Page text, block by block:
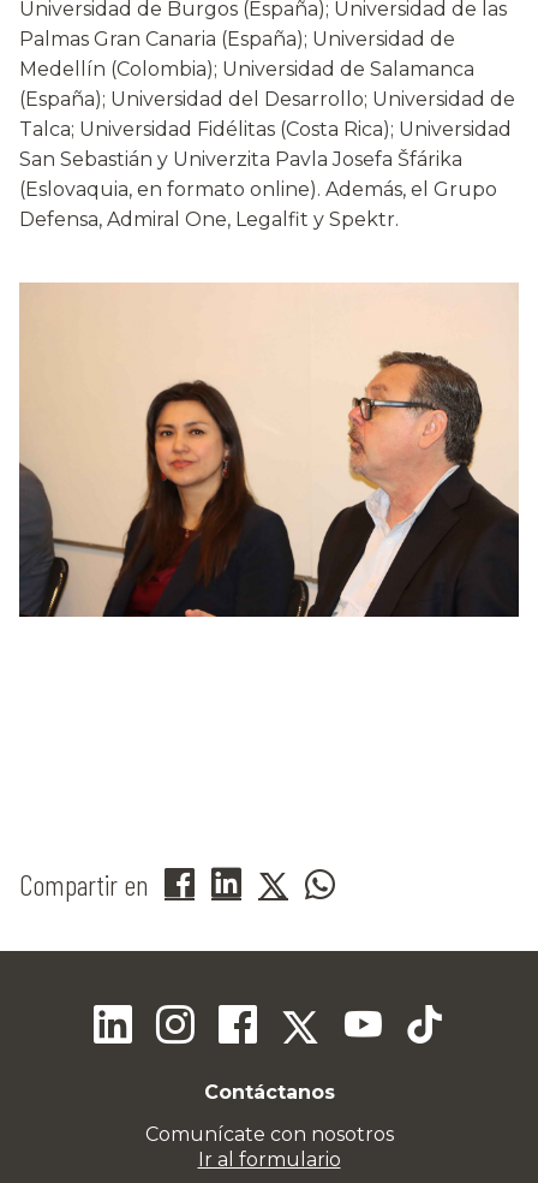
Universidad de Burgos (España); Universidad de las
Palmas Gran Canaria (España); Universidad de
Medellín (Colombia); Universidad de Salamanca
(España); Universidad del Desarrollo; Universidad de
Talca; Universidad Fidélitas (Costa Rica); Universidad
San Sebastián y Univerzita Pavla Josefa Šfárika
(Eslovaquia, en formato online). Además, el Grupo
Defensa, Admiral One, Legalfit y Spektr.
Compartir en
Contáctanos
Comunícate con nosotros
Ir al formulario